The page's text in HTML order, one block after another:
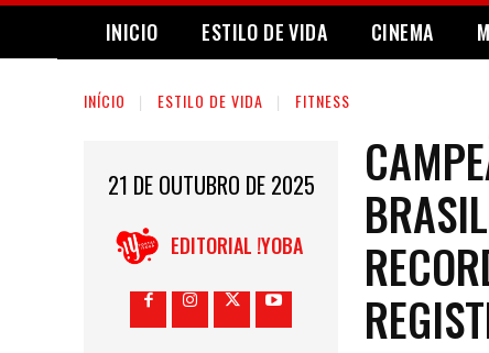
INICIO ESTILO DE VIDA CINEMA
INÍCIO ESTILO DE VIDA FITNESS
21 DE OUTUBRO DE 2025
EDITORIAL !YOBA